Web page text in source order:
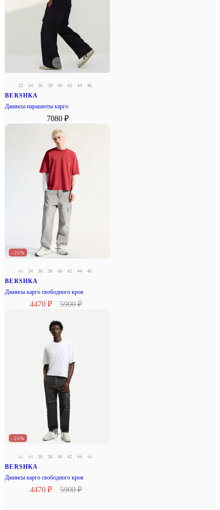
32 34 36 38 40 42 44 46
BERSHKA
Джинсы-парашюты карго
7080 ₽
–25%
32 34 36 38 40 42 44 46
BERSHKA
Джинсы карго свободного кроя
4470 ₽ 5900 ₽
–25%
32 34 36 38 40 42 44 46
BERSHKA
Джинсы карго свободного кроя
4470 ₽ 5900 ₽